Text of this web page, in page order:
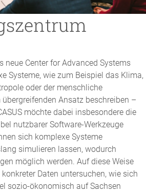
neue Center for Advanced Systems
Systeme, wie zum Beispiel das Klima,
oder der menschliche
Ansatz beschreiben –
möchte dabei insbesondere die
nutzbarer Software-Werkzeuge
sich komplexe Systeme
simulieren lassen, wodurch
möglich werden. Auf diese Weise
Daten untersuchen, wie sich
sozio-ökonomisch auf Sachsen